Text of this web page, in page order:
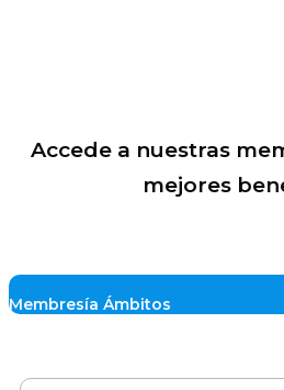
Accede a nuestras
mejores
Membresía Ámbitos